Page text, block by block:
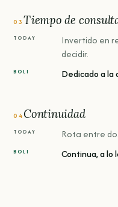
03 Tiempo de
Invertido en
decidir.
Dedicado a la
04 Continuidad
Rota entre
Continua, a lo